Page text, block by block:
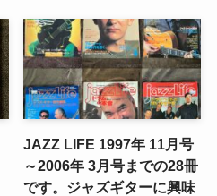
JAZZ LIFE 1997年 11月号
～2006年 3月号までの28冊
です。ジャズギターに興味